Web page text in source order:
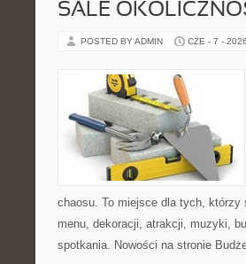
SALE
POSTED BY ADMIN CZE - 7 - 2026
chaosu. To miejsce dla tych,
menu, dekoracji, atrakcji, muzyki,
spotkania. Nowości na stronie